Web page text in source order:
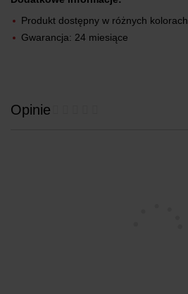
Produkt dostępny w różnych kolorach
Gwarancja: 24 miesiące
Opinie